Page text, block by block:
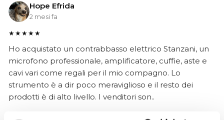
Hope Efrida
2 mesi fa
★★★★★
Ho acquistato un contrabbasso elettrico Stanzani, un
microfono professionale, amplificatore, cuffie, aste e
cavi vari come regali per il mio compagno. Lo
strumento è a dir poco meraviglioso e il resto dei
prodotti è di alto livello. I venditori son..